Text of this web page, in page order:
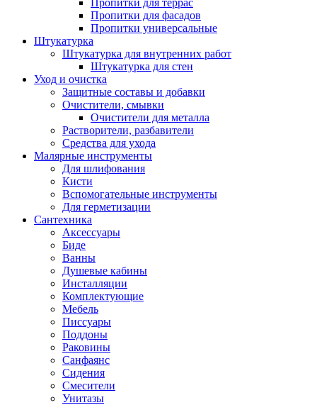
Пропитки для террас
Пропитки для фасадов
Пропитки универсальные
Штукатурка
Штукатурка для внутренних работ
Штукатурка для стен
Уход и очистка
Защитные составы и добавки
Очистители, смывки
Очистители для металла
Растворители, разбавители
Средства для ухода
Малярные инструменты
Для шлифования
Кисти
Вспомогательные инструменты
Для герметизации
Сантехника
Аксессуары
Биде
Ванны
Душевые кабины
Инсталляции
Комплектующие
Мебель
Писсуары
Поддоны
Раковины
Санфаянс
Сидения
Смесители
Унитазы